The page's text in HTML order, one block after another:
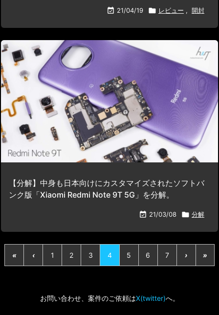
 21/04/19  レビュー , 開封
【分解】中身も日本向けにカスタマイズされたソフトバ
ンク版「Xiaomi Redmi Note 9T 5G」を分解。
 21/03/08  分解
« ‹ 1 2 3 4 5 6 7 › »
お問い合わせ、案件のご依頼はX(twitter)へ。